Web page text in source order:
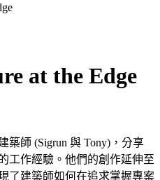
at the Edge
築師 (Sigrun 與 Tony)，分享
工作經驗。他們的創作延伸至
了建築師如何在追求掌握專案